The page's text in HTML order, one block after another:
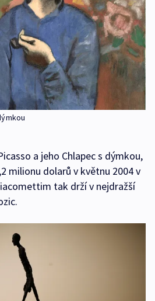
a jeho Chlapec s dýmkou,
milionu dolarů v květnu 2004 v
tak drží v nejdražší